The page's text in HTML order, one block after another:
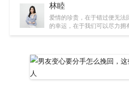
林睦
爱情的珍贵，在于错过便无法
的幸运，在于我们可以尽力拥